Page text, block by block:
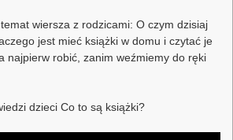
wiersza z rodzicami: O czym dzisiaj
jest mieć książki w domu i czytać je
najpierw robić, zanim weźmiemy do ręki
dzieci Co to są książki?